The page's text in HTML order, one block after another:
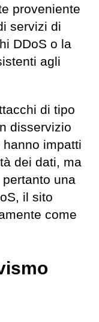
proveniente
servizi di
DDoS o la
agli
di tipo
disservizio
impatti
dei dati, ma
una
il sito
come